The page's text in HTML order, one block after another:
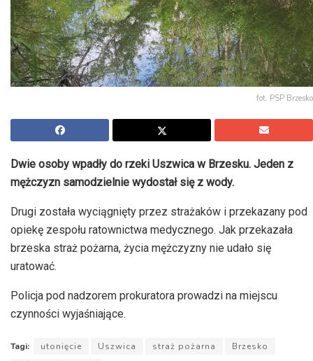
fot. PSP Brzesko
Dwie osoby wpadły do rzeki Uszwica w Brzesku. Jeden z
mężczyzn samodzielnie wydostał się z wody.
Drugi została wyciągnięty przez strażaków i przekazany pod
opiekę zespołu ratownictwa medycznego. Jak przekazała
brzeska straż pożarna, życia mężczyzny nie udało się
uratować.
Policja pod nadzorem prokuratora prowadzi na miejscu
czynności wyjaśniające.
Tagi: utonięcie Uszwica straż pożarna
Brzesko